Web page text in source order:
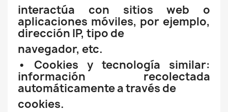
interactúa con sitios web o
aplicaciones móviles, por ejemplo,
dirección IP, tipo de
navegador, etc.
• Cookies y tecnología similar:
información recolectada
automáticamente a través de
cookies.